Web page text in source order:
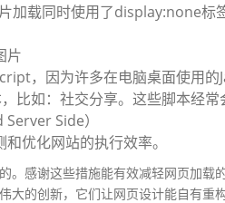
加载同时使用了display:none
片
，因为许多在电脑桌面使用
比如：社交分享。这些脚本经常
Side）
优化网站的执行效率。
。感谢这些措施能有效减轻网页加
大的创新，它们让网页设计能自有重